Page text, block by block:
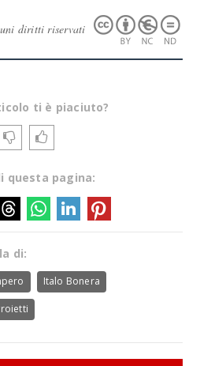
diritti riservati
ti è piaciuto?
questa pagina:
di:
Italo Bonera